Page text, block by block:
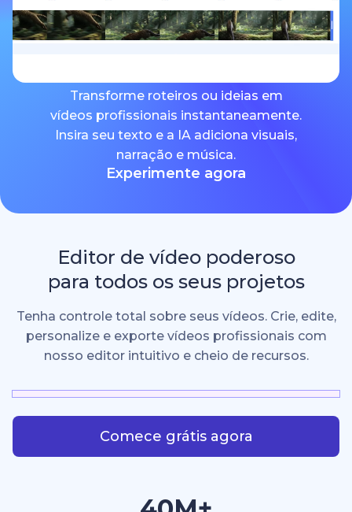
Transforme roteiros ou ideias em
vídeos profissionais instantaneamente.
Insira seu texto e a IA adiciona visuais,
narração e música.
Experimente agora
Editor de vídeo poderoso
para todos os seus projetos
Tenha controle total sobre seus vídeos. Crie, edite,
personalize e exporte vídeos profissionais com
nosso editor intuitivo e cheio de recursos.
Comece grátis agora